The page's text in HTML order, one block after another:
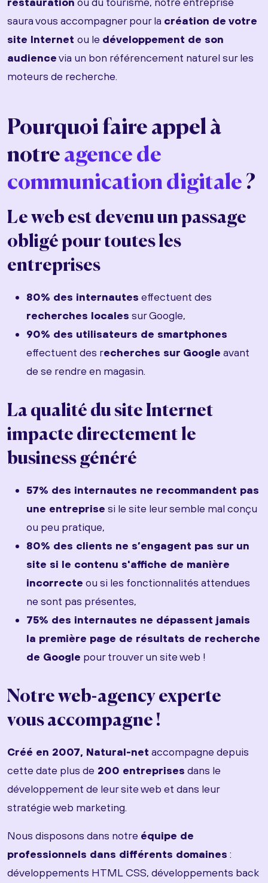
saura vous accompagner pour la création de votre
site Internet ou le développement de son
audiencevia un bon référencement naturel sur les
moteurs de recherche.
Pourquoi faire appel à
notre agence de
communication digitale ?
Le web est devenu un passage
obligé pour toutes les
entreprises
80% des internautes effectuent des
recherches locales sur Google,
90% des utilisateurs de smartphones
effectuent des recherches sur Google avant
de se rendre en magasin.
La qualité du site Internet
impacte directement le
business généré
57% des internautes ne recommandent pas
une entreprise si le site leur semble mal conçu
ou peu pratique,
80% des clients ne s’engagent pas sur un
site si le contenu s'affiche de manière
incorrecte ou si les fonctionnalités attendues
ne sont pas présentes,
75% des internautes ne dépassent jamais
la première page de résultats de recherche
de Google pour trouver un site web !
Notre web-agency experte
vous accompagne !
Créé en 2007, Natural-net accompagne depuis
cette date plus de 200 entreprises dans le
développement de leur site web et dans leur
stratégie web marketing.
Nous disposons dans notre équipe de
professionnels dans différents domaines :
développements HTML CSS, développements back